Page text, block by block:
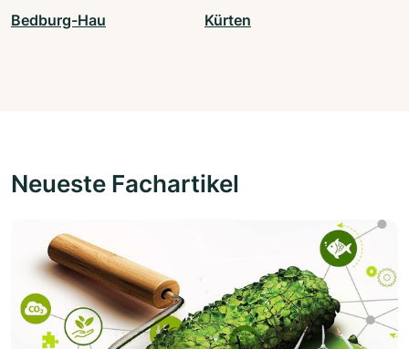
Bedburg-Hau Kürten
Neueste Fachartikel